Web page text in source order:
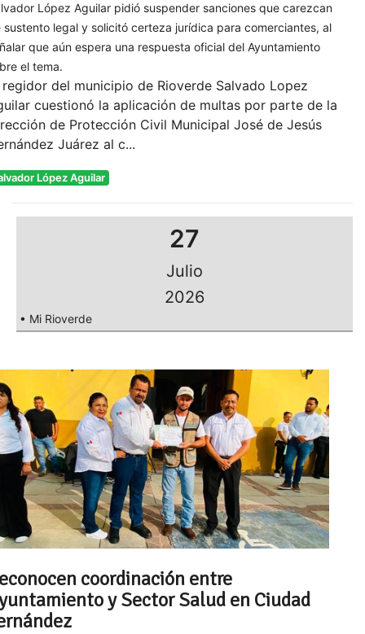
López Aguilar pidió suspender sanciones que carezcan
sustento legal y solicitó certeza jurídica para comerciantes, al
que aún espera una respuesta oficial del Ayuntamiento
el tema.
regidor del municipio de Rioverde Salvado Lopez
cuestionó la aplicación de multas por parte de la
de Protección Civil Municipal José de Jesús
Juárez al c...
López Aguilar
27
Julio
2026
• Mi Rioverde
coordinación entre
y Sector Salud en Ciudad